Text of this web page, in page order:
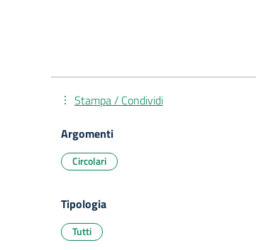
Stampa / Condividi
Argomenti
Circolari
Tipologia
Tutti